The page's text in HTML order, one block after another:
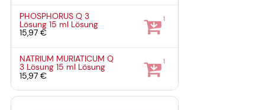
PHOSPHORUS Q 3
Lösung15 ml Lösung
15,97 €
1
NATRIUM MURIATICUM Q
3 Lösung15 ml Lösung
15,97 €
1